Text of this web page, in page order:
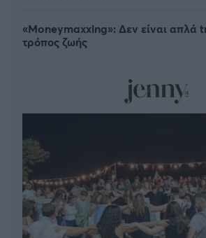
«Moneymaxxing»: Δεν είναι απλά
τρόπος ζωής